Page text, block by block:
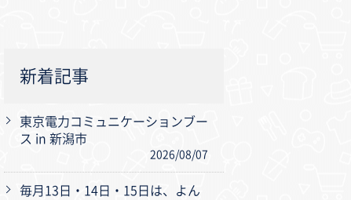
新着記事
東京電力コミュニケーションブー
ス in 新潟市
2026/08/07
毎月13日・14日・15日は、よん